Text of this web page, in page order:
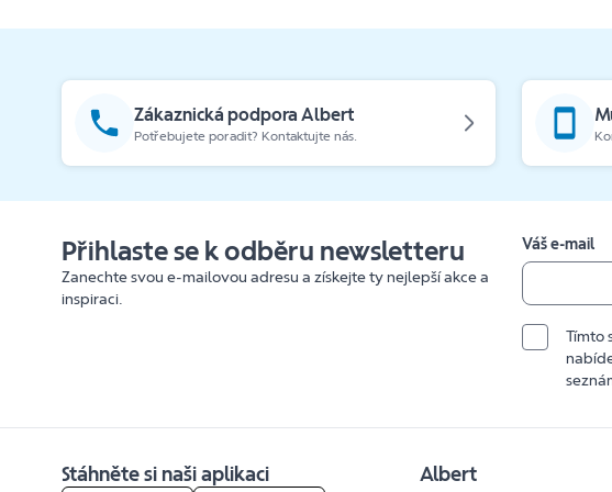
Zákaznická podpora Albert
Potřebujete poradit? Kontaktujte nás.
Přihlaste se k odběru newsletteru
Zanechte svou e-mailovou adresu a získejte ty nejlepší akce a
inspiraci.
Váš e-mail
Tímto
Stáhněte si naši aplikaci Albert